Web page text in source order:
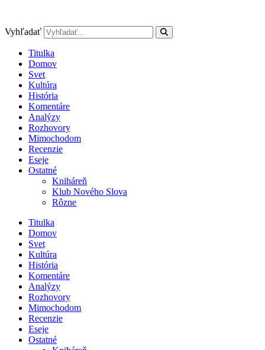
obsah
Vyhľadať
Titulka
Domov
Svet
Kultúra
História
Komentáre
Analýzy
Rozhovory
Mimochodom
Recenzie
Eseje
Ostatné
Kniháreň
Klub Nového Slova
Rôzne
Titulka
Domov
Svet
Kultúra
História
Komentáre
Analýzy
Rozhovory
Mimochodom
Recenzie
Eseje
Ostatné